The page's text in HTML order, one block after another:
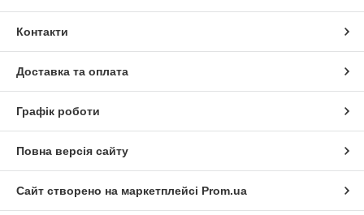
Контакти
Доставка та оплата
Графік роботи
Повна версія сайту
Сайт створено на маркетплейсі Prom.ua